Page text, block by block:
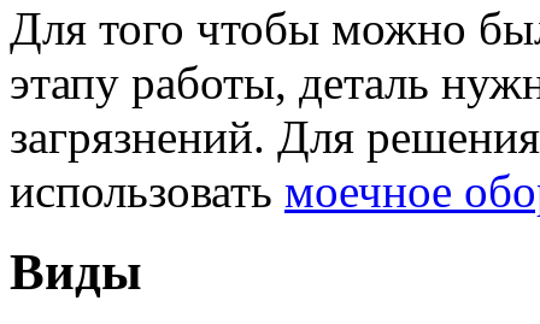
Для того чтобы можно
этапу работы, деталь
загрязнений. Для
использовать моечное
Виды